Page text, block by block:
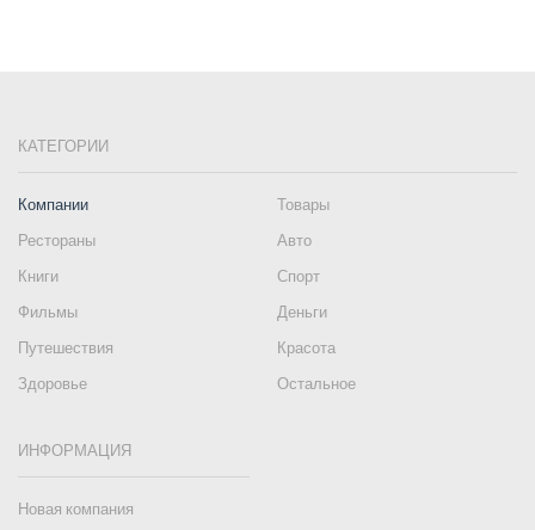
КАТЕГОРИИ
Компании
Товары
Рестораны
Авто
Книги
Спорт
Фильмы
Деньги
Путешествия
Красота
Здоровье
Остальное
ИНФОРМАЦИЯ
Новая компания